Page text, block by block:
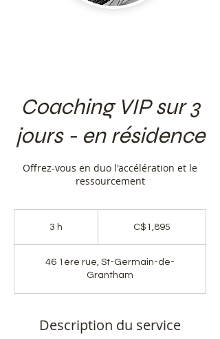
Coaching VIP sur 3
jours - en résidence
Offrez-vous en duo l'accélération et le
ressourcement
3 h C$1,895
46 1ère rue, St-Germain-de-
Grantham
Description du service